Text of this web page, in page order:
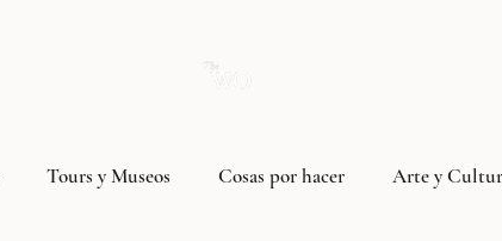
Tours y Museos Cosas por hacer Arte y